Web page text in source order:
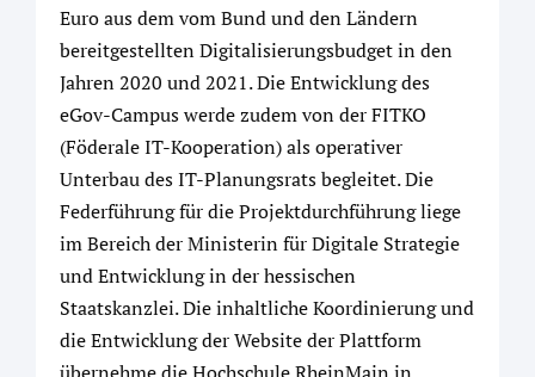
Euro aus dem vom Bund und den Ländern
bereitgestellten Digitalisierungsbudget in den
Jahren 2020 und 2021. Die Entwicklung des
eGov-Campus werde zudem von der FITKO
(Föderale IT-Kooperation) als operativer
Unterbau des IT-Planungsrats begleitet. Die
Federführung für die Projektdurchführung liege
im Bereich der Ministerin für Digitale Strategie
und Entwicklung in der hessischen
Staatskanzlei. Die inhaltliche Koordinierung und
die Entwicklung der Website der Plattform